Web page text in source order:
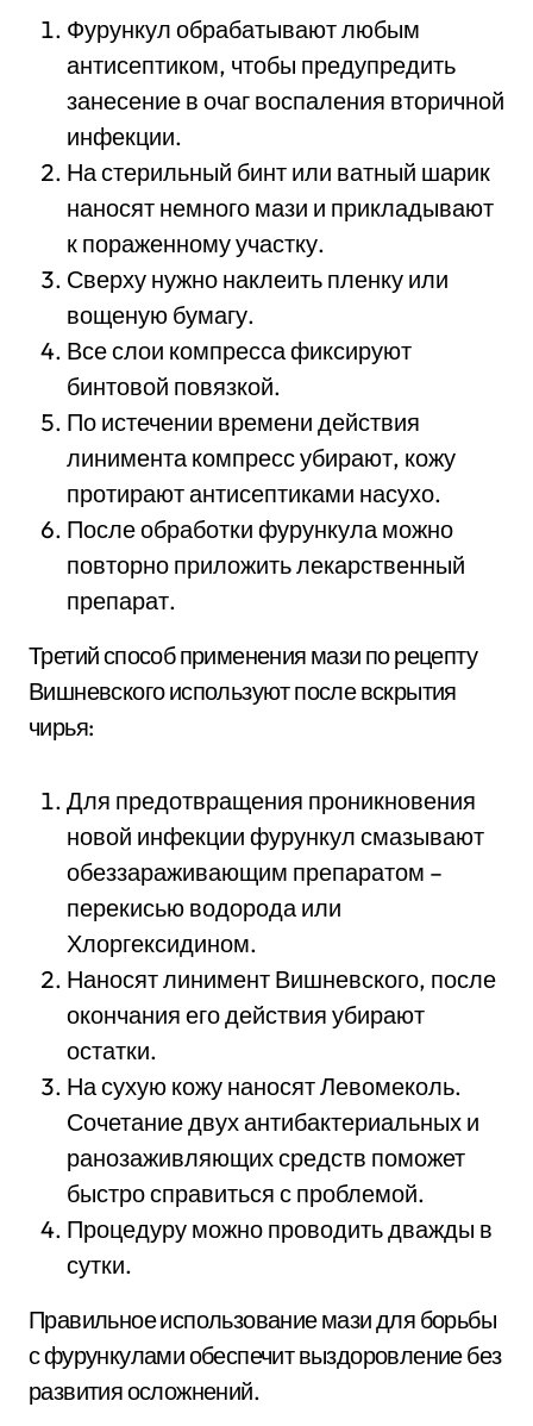
Фурункул обрабатывают любым
антисептиком, чтобы предупредить
занесение в очаг воспаления вторичной
инфекции.
На стерильный бинт или ватный шарик
наносят немного мази и прикладывают
к пораженному участку.
Сверху нужно наклеить пленку или
вощеную бумагу.
Все слои компресса фиксируют
бинтовой повязкой.
По истечении времени действия
линимента компресс убирают, кожу
протирают антисептиками насухо.
После обработки фурункула можно
повторно приложить лекарственный
препарат.
Третий способ применения мази по рецепту
Вишневского используют после вскрытия
чирья:
Для предотвращения проникновения
новой инфекции фурункул смазывают
обеззараживающим препаратом –
перекисью водорода или
Хлоргексидином.
Наносят линимент Вишневского, после
окончания его действия убирают
остатки.
На сухую кожу наносят Левомеколь.
Сочетание двух антибактериальных и
ранозаживляющих средств поможет
быстро справиться с проблемой.
Процедуру можно проводить дважды в
сутки.
Правильное использование мази для борьбы
с фурункулами обеспечит выздоровление без
развития осложнений.